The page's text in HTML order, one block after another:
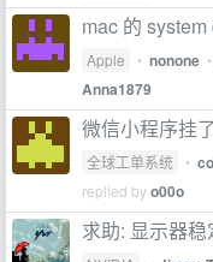
mac 的
Apple • nonone •
Anna1879
微信小程序挂了
全球工单系统 •
replied byo00o
求助: 显示器